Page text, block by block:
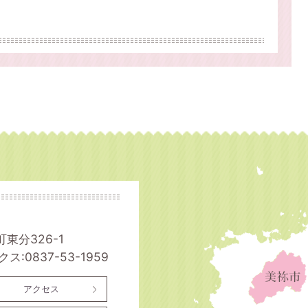
東分326-1
ス:0837-53-1959
アクセス